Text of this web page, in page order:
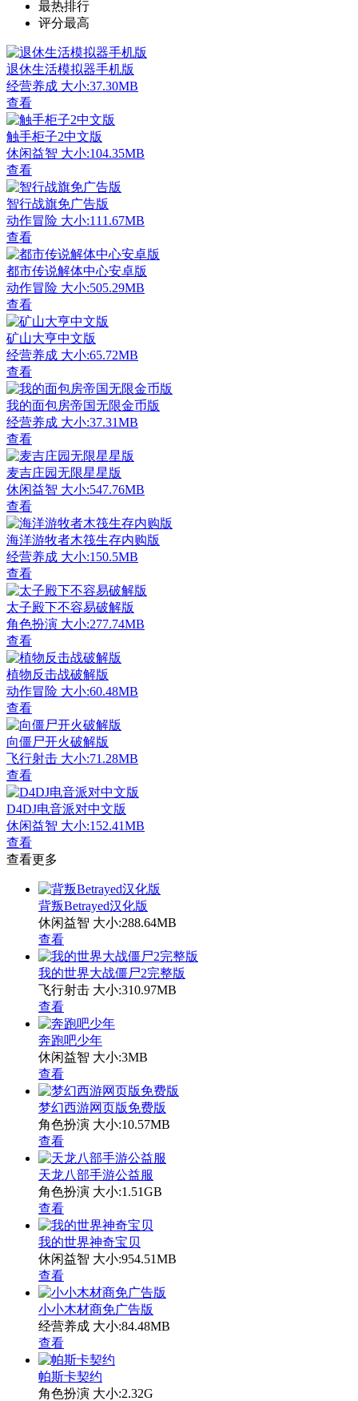
最热排行
评分最高
退休生活模拟器手机版
经营养成 大小:37.30MB
查看
触手柜子2中文版
休闲益智 大小:104.35MB
查看
智行战旗免广告版
动作冒险 大小:111.67MB
查看
都市传说解体中心安卓版
动作冒险 大小:505.29MB
查看
矿山大亨中文版
经营养成 大小:65.72MB
查看
我的面包房帝国无限金币版
经营养成 大小:37.31MB
查看
麦吉庄园无限星星版
休闲益智 大小:547.76MB
查看
海洋游牧者木筏生存内购版
经营养成 大小:150.5MB
查看
太子殿下不容易破解版
角色扮演 大小:277.74MB
查看
植物反击战破解版
动作冒险 大小:60.48MB
查看
向僵尸开火破解版
飞行射击 大小:71.28MB
查看
D4DJ电音派对中文版
休闲益智 大小:152.41MB
查看
查看更多
背叛Betrayed汉化版
休闲益智 大小:288.64MB
查看
我的世界大战僵尸2完整版
飞行射击 大小:310.97MB
查看
奔跑吧少年
休闲益智 大小:3MB
查看
梦幻西游网页版免费版
角色扮演 大小:10.57MB
查看
天龙八部手游公益服
角色扮演 大小:1.51GB
查看
我的世界神奇宝贝
休闲益智 大小:954.51MB
查看
小小木材商免广告版
经营养成 大小:84.48MB
查看
帕斯卡契约
角色扮演 大小:2.32G